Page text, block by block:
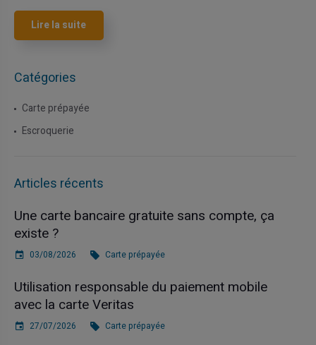
Lire la suite
Catégories
Carte prépayée
Escroquerie
Articles récents
Une carte bancaire gratuite sans compte, ça
existe ?
03/08/2026 Carte prépayée
Utilisation responsable du paiement mobile
avec la carte Veritas
27/07/2026 Carte prépayée